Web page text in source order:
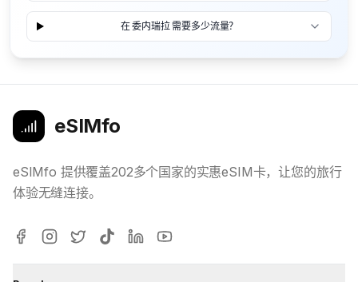
在 委内瑞拉 需要多少流量？
eSIMfo
eSIMfo 提供覆盖202多个国家的实惠eSIM卡，让您的旅行
体验无缝连接。